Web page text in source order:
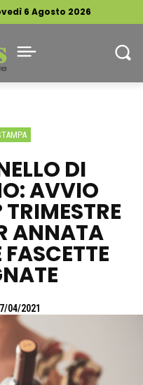
6 Agosto 2026
DI
AVVIO
TRIMESTRE
ANNATA
04/2021